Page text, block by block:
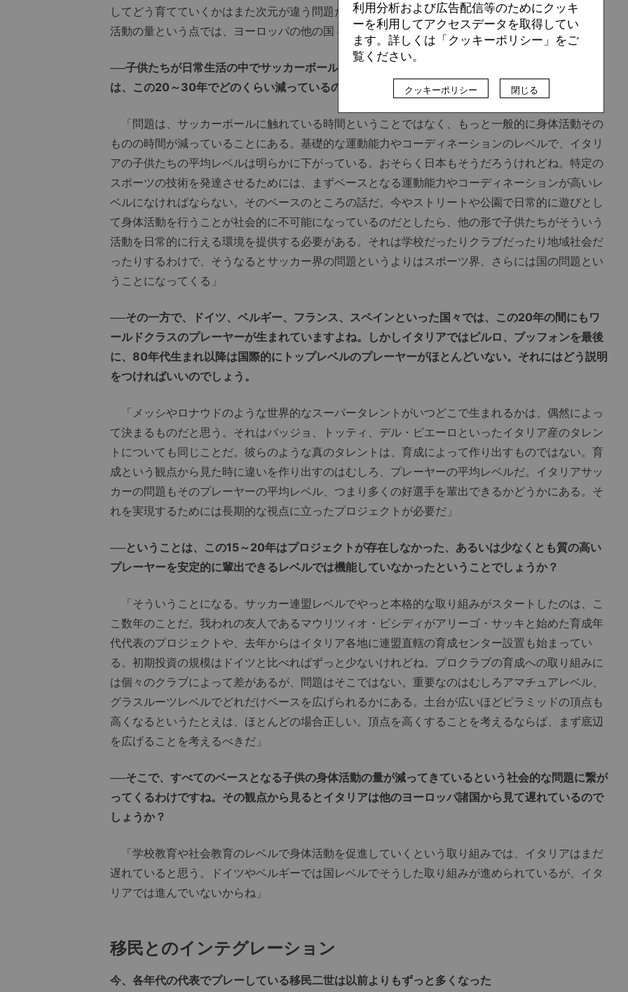
してどう育てていくかはまた次元が違う問題だが、ピラミッドの底辺としてのスポーツ環境、身体
活動の量という点では、ヨーロッパの他の国々と同じようにイタリアも減少傾向にある」
──子供たちが日常生活の中でサッカーボールに触れている時間、ボールを蹴って遊んでいる時間
は、この20～30年でどのくらい減っているのでしょうか？
「問題は、サッカーボールに触れている時間ということではなく、もっと一般的に身体活動その
ものの時間が減っていることにある。基礎的な運動能力やコーディネーションのレベルで、イタリ
アの子供たちの平均レベルは明らかに下がっている。おそらく日本もそうだろうけれどね。特定の
スポーツの技術を発達させるためには、まずベースとなる運動能力やコーディネーションが高いレ
ベルになければならない。そのベースのところの話だ。今やストリートや公園で日常的に遊びとし
て身体活動を行うことが社会的に不可能になっているのだとしたら、他の形で子供たちがそういう
活動を日常的に行える環境を提供する必要がある。それは学校だったりクラブだったり地域社会だ
ったりするわけで、そうなるとサッカー界の問題というよりはスポーツ界、さらには国の問題とい
うことになってくる」
──その一方で、ドイツ、ベルギー、フランス、スペインといった国々では、この20年の間にもワ
ールドクラスのプレーヤーが生まれていますよね。しかしイタリアではピルロ、ブッフォンを最後
に、80年代生まれ以降は国際的にトップレベルのプレーヤーがほとんどいない。それにはどう説明
をつければいいのでしょう。
「メッシやロナウドのような世界的なスーパータレントがいつどこで生まれるかは、偶然によっ
て決まるものだと思う。それはバッジョ、トッティ、デル・ピエーロといったイタリア産のタレン
トについても同じことだ。彼らのような真のタレントは、育成によって作り出すものではない。育
成という観点から見た時に違いを作り出すのはむしろ、プレーヤーの平均レベルだ。イタリアサッ
カーの問題もそのプレーヤーの平均レベル、つまり多くの好選手を輩出できるかどうかにある。そ
れを実現するためには長期的な視点に立ったプロジェクトが必要だ」
──ということは、この15～20年はプロジェクトが存在しなかった、あるいは少なくとも質の高い
プレーヤーを安定的に輩出できるレベルでは機能していなかったということでしょうか？
「そういうことになる。サッカー連盟レベルでやっと本格的な取り組みがスタートしたのは、こ
こ数年のことだ。我われの友人であるマウリツィオ・ビシディがアリーゴ・サッキと始めた育成年
代代表のプロジェクトや、去年からはイタリア各地に連盟直轄の育成センター設置も始まってい
る。初期投資の規模はドイツと比べればずっと少ないけれどね。プロクラブの育成への取り組みに
は個々のクラブによって差があるが、問題はそこではない。重要なのはむしろアマチュアレベル、
グラスルーツレベルでどれだけベースを広げられるかにある。土台が広いほどピラミッドの頂点も
高くなるというたとえは、ほとんどの場合正しい。頂点を高くすることを考えるならば、まず底辺
を広げることを考えるべきだ」
──そこで、すべてのベースとなる子供の身体活動の量が減ってきているという社会的な問題に繋が
ってくるわけですね。その観点から見るとイタリアは他のヨーロッパ諸国から見て遅れているので
しょうか？
「学校教育や社会教育のレベルで身体活動を促進していくという取り組みでは、イタリアはまだ
遅れていると思う。ドイツやベルギーでは国レベルでそうした取り組みが進められているが、イタ
リアでは進んでいないからね」
移民とのインテグレーション
今、各年代の代表でプレーしている移民二世は以前よりもずっと多くなった
利用分析および広告配信等のためにクッキ
ーを利用してアクセスデータを取得してい
ます。詳しくは「クッキーポリシー」をご
覧ください。
クッキーポリシー 閉じる